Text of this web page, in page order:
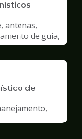
antenas,
de guia,
de